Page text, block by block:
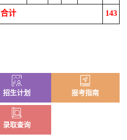
合计 143
招生计划 报考指南
录取查询